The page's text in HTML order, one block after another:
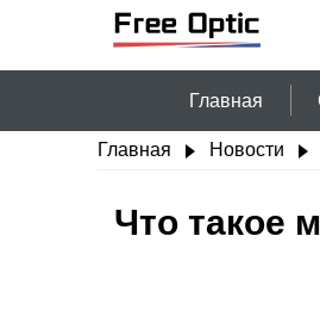
Главная
Главная Новости
Что такое